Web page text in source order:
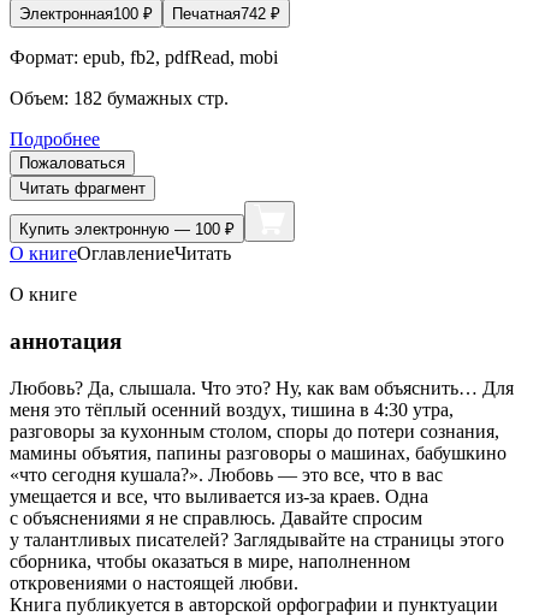
Электронная100 ₽ Печатная742 ₽
Формат: epub, fb2, pdfRead, mobi
Объем: 182 бумажных стр.
Подробнее
Пожаловаться
Читать фрагмент
Купить электронную — 100 ₽
О книгеОглавлениеЧитать
О книге
аннотация
Любовь? Да, слышала. Что это? Ну, как вам объяснить… Для
меня это тёплый осенний воздух, тишина в 4:30 утра,
разговоры за кухонным столом, споры до потери сознания,
мамины объятия, папины разговоры о машинах, бабушкино
«что сегодня кушала?». Любовь — это все, что в вас
умещается и все, что выливается из-за краев. Одна
с объяснениями я не справлюсь. Давайте спросим
у талантливых писателей? Заглядывайте на страницы этого
сборника, чтобы оказаться в мире, наполненном
откровениями о настоящей любви.
Книга публикуется в авторской орфографии и пунктуации